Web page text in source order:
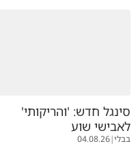
סינגל חדש: 'והריקותי'
לאבישי שוע
בבלי|
04.08.26